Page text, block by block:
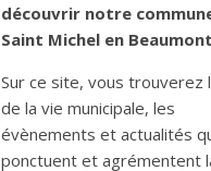
découvrir notre
Saint Michel en Beaumont
Sur ce site, vous trouverez
de la vie municipale, les
évènements et actualités
ponctuent et agrémentent